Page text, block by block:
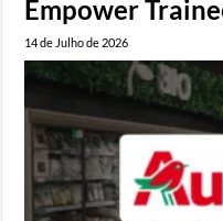
Empower
14 de Julho de 2026